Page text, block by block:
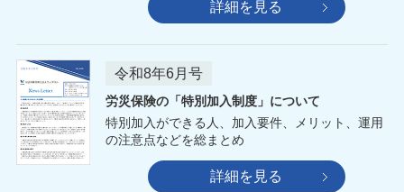
詳細を見る
令和8年6月号
労災保険の「特別加入制度」について
特別加入ができる人、加入要件、メリット、運用
の注意点などを総まとめ
詳細を見る